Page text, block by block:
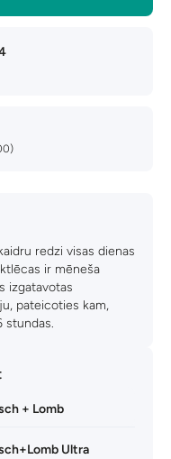
redzi visas dienas
ir mēneša
izgatavotas
pateicoties kam,
stundas.
+ Lomb
Ultra